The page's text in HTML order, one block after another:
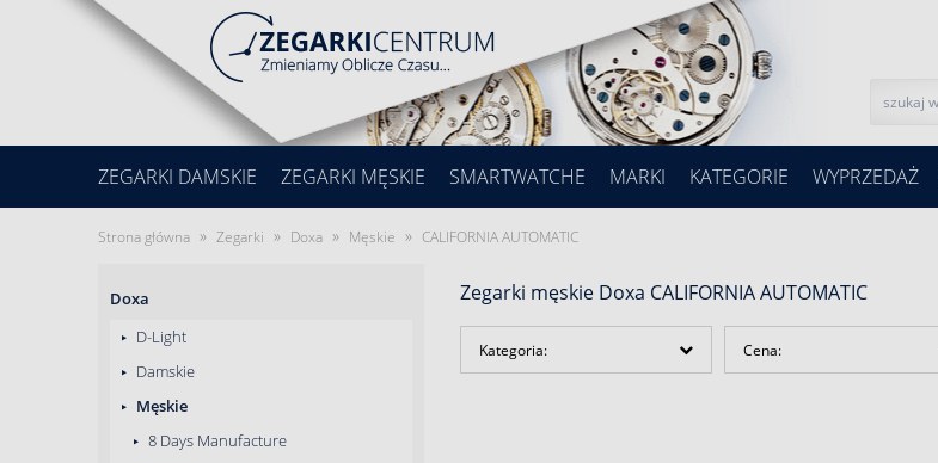
ZEGARKI DAMSKIE ZEGARKI MĘSKIE SMARTWATCHE MARKI KATEGORIE WYPRZEDAŻ
Strona główna » Zegarki » Doxa » Męskie » CALIFORNIA AUTOMATIC
Doxa
D-Light
Damskie
Męskie
8 Days Manufacture
Zegarki męskie Doxa CALIFORNIA AUTOMATIC
Kategoria: Cena: